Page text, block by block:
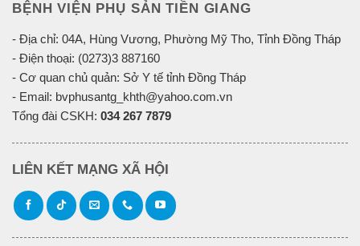
BỆNH VIỆN PHỤ SẢN TIỀN GIANG
- Địa chỉ: 04A, Hùng Vương, Phường Mỹ Tho, Tỉnh Đồng Tháp
- Điện thoại: (0273)3 887160
- Cơ quan chủ quản: Sở Y tế tỉnh Đồng Tháp
- Email: bvphusantg_khth@yahoo.com.vn
Tổng đài CSKH: 034 267 7879
LIÊN KẾT MẠNG XÃ HỘI